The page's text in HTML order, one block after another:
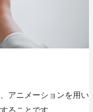
アニメーションを用い
る ことです。